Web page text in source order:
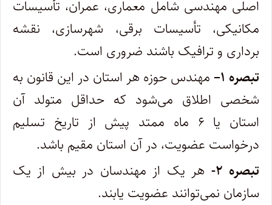
‌اصلی مهندسی شامل معماری، عمران، تأسیسات
مکانیکی، تأسیسات برقی، شهرسازی، نقشه
‌برداری و ترافیک باشند ضروری است.
تبصره ۱– مهندس حوزه هر استان در این قانون به
شخصی اطلاق می‌شود که حداقل متولد آن
استان یا ۶ ماه ممتد پیش از تاریخ تسلیم
درخواست‌ عضویت، در آن استان مقیم باشد.
تبصره ۲-
هر یک از مهندسان در بیش از یک
سازمان نمی‌توانند عضویت یابند.